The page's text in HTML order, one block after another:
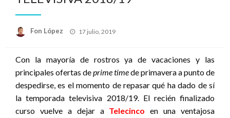
Fon López
Publicado
17 julio, 2019
Con la mayoría de rostros ya de vacaciones y las
principales ofertas deprime timede primavera a punto de
despedirse, es el momento de repasar qué ha dado de sí
la temporada televisiva 2018/19. El recién finalizado
curso vuelve a dejar a Telecinco en una ventajosa